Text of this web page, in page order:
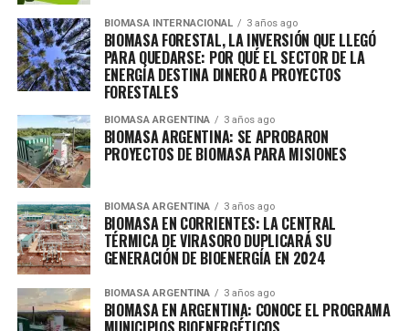
BIOMASA INTERNACIONAL 3 años ago
BIOMASA FORESTAL, LA INVERSIÓN QUE LLEGÓ
PARA QUEDARSE: POR QUÉ EL SECTOR DE LA
ENERGÍA DESTINA DINERO A PROYECTOS
FORESTALES
BIOMASA ARGENTINA 3 años ago
BIOMASA ARGENTINA: SE APROBARON
PROYECTOS DE BIOMASA PARA MISIONES
BIOMASA ARGENTINA 3 años ago
BIOMASA EN CORRIENTES: LA CENTRAL
TÉRMICA DE VIRASORO DUPLICARÁ SU
GENERACIÓN DE BIOENERGÍA EN 2024
BIOMASA ARGENTINA 3 años ago
BIOMASA EN ARGENTINA: CONOCE EL PROGRAMA